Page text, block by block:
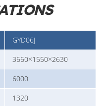
GYD06J
3660×1550×2630
6000
1320